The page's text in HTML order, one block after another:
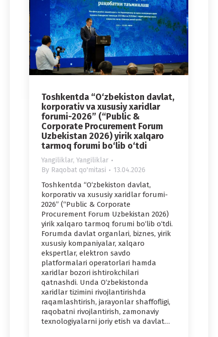
Toshkentda “O‘zbekiston davlat,
korporativ va xususiy xaridlar
forumi-2026” (“Public &
Corporate Procurement Forum
Uzbekistan 2026) yirik xalqaro
tarmoq forumi bo‘lib o‘tdi
Yangiliklar, Yangiliklar
By Raqobat qo'mitasi 13.04.2026
Toshkentda “O‘zbekiston davlat,
korporativ va xususiy xaridlar forumi-
2026” (“Public & Corporate
Procurement Forum Uzbekistan 2026)
yirik xalqaro tarmoq forumi bo‘lib o‘tdi.
Forumda davlat organlari, biznes, yirik
xususiy kompaniyalar, xalqaro
ekspertlar, elektron savdo
platformalari operatorlari hamda
xaridlar bozori ishtirokchilari
qatnashdi. Unda O‘zbekistonda
xaridlar tizimini rivojlantirishda
raqamlashtirish, jarayonlar shaffofligi,
raqobatni rivojlantirish, zamonaviy
texnologiyalarni joriy etish va davlat…